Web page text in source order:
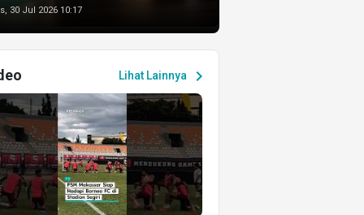
30 Jul 2026 10:17
Lihat Lainnya chevron_right